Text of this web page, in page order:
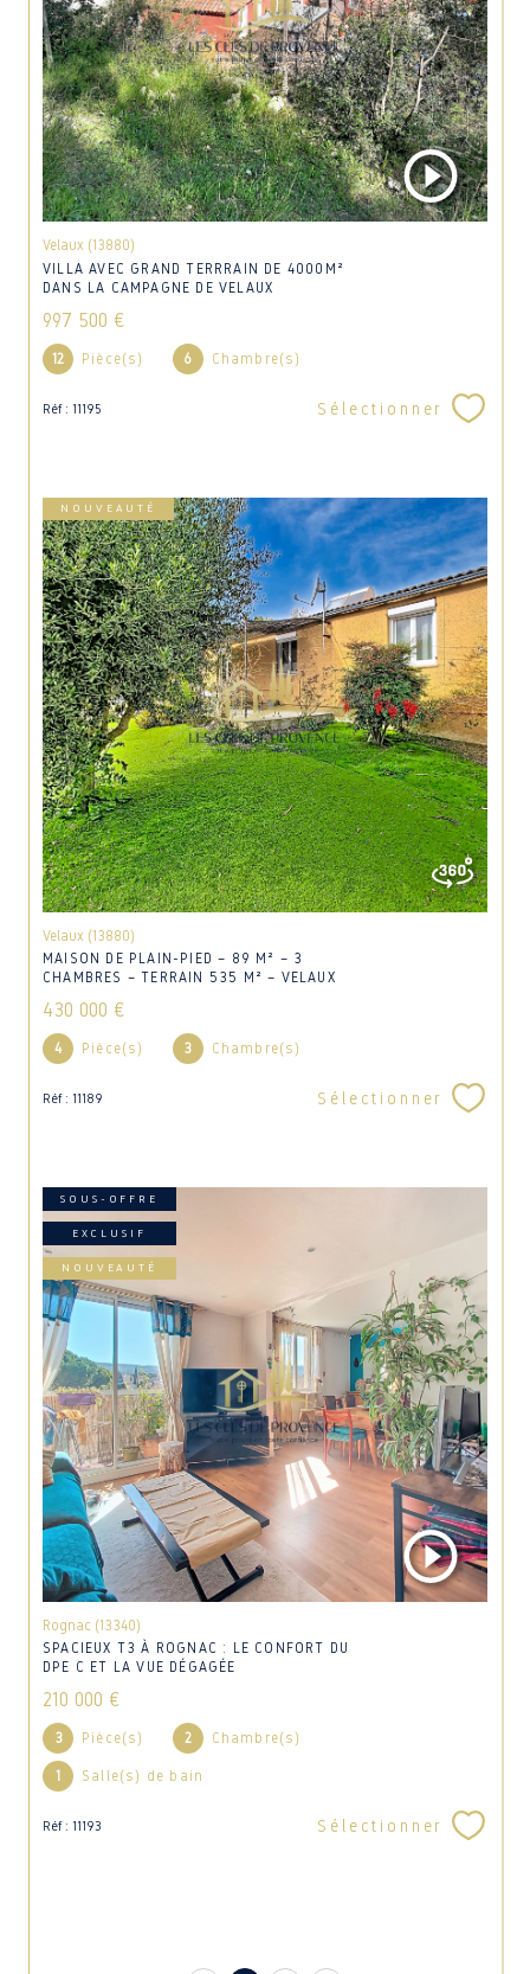
Velaux (13880)
VILLA AVEC GRAND TERRRAIN DE 4000M²
DANS LA CAMPAGNE DE VELAUX
997 500 €
12 Pièce(s) 6 Chambre(s)
Réf : 11195 Sélectionner
NOUVEAUTÉ
Velaux (13880)
MAISON DE PLAIN-PIED – 89 M² – 3
CHAMBRES – TERRAIN 535 M² – VELAUX
430 000 €
4 Pièce(s) 3 Chambre(s)
Réf : 11189 Sélectionner
SOUS-OFFRE
EXCLUSIF
NOUVEAUTÉ
Rognac (13340)
SPACIEUX T3 À ROGNAC : LE CONFORT DU
DPE C ET LA VUE DÉGAGÉE
210 000 €
3 Pièce(s) 2 Chambre(s)
1 Salle(s) de bain
Réf : 11193 Sélectionner